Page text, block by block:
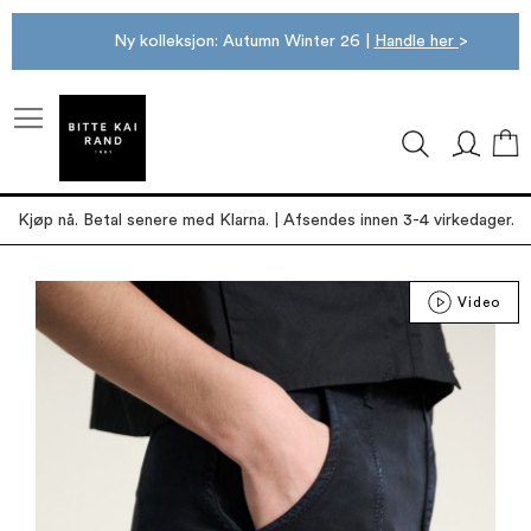
Ny kolleksjon: Autumn Winter 26 | Handle her >
Kjøp nå. Betal senere med Klarna. | Afsendes innen 3-4 virkedager.
slutten
bildegalleri
Video